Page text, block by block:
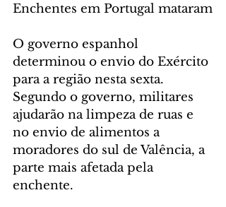
Enchentes em Portugal mataram
O governo espanhol
determinou o envio do Exército
para a região nesta sexta.
Segundo o governo, militares
ajudarão na limpeza de ruas e
no envio de alimentos a
moradores do sul de Valência, a
parte mais afetada pela
enchente.